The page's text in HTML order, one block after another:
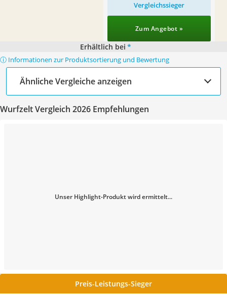
Vergleichssieger
Zum Angebot »
Erhältlich bei *
ⓘ Informationen zur Produktsortierung und Bewertung
Ähnliche Vergleiche anzeigen
Wurfzelt Vergleich 2026 Empfehlungen
Unser Highlight-Produkt wird ermittelt...
Preis-Leistungs-Sieger